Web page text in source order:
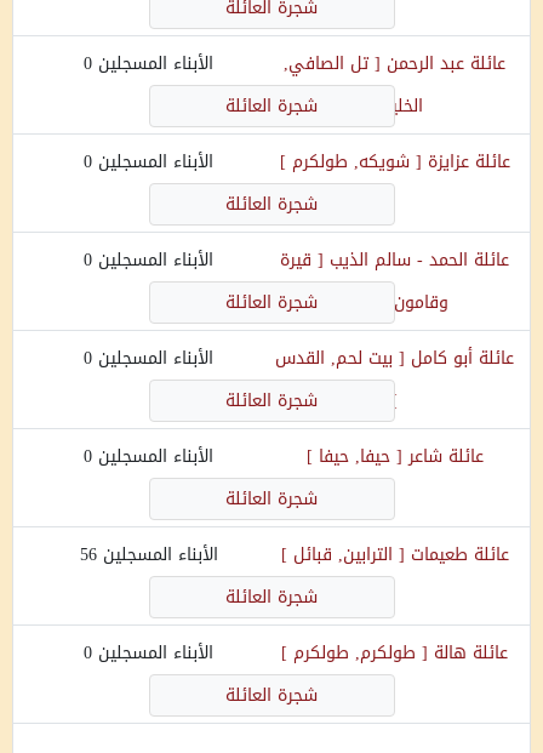
شجرة العائلة
عائلة عبد الرحمن [تل الصافي,
الخليل
الأبناء المسجلين 0
شجرة العائلة
عائلةعزايزة [ شويكه, طولكرم ] الأبناء المسجلين 0
شجرة العائلة
عائلة الحمد - سالم الذيب [ قيرة
وقامون, حيفا
الأبناء المسجلين 0
شجرة العائلة
عائلة أبو كامل [ بيت لحم, القدس
]
الأبناء المسجلين 0
شجرة العائلة
عائلةشاعر [ حيفا, حيفا ] الأبناء المسجلين 0
شجرة العائلة
عائلة طعيمات [ الترابين, قبائل ] الأبناء المسجلين56
شجرة العائلة
عائلة هالة [ طولكرم, طولكرم ] الأبناء المسجلين 0
شجرة العائلة